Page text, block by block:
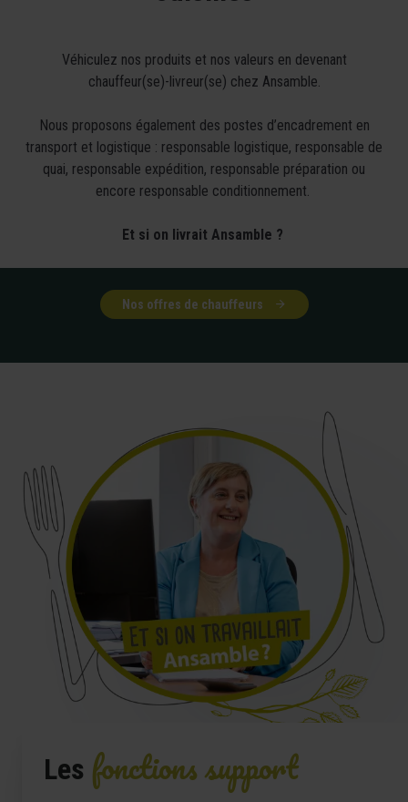
Véhiculez nos produits et nos valeurs en devenant
chauffeur(se)-livreur(se) chez Ansamble.
Nous proposons également des postes d’encadrement en
transport et logistique : responsable logistique, responsable de
quai, responsable expédition, responsable préparation ou
encore responsable conditionnement.
Et si on livrait Ansamble ?
Nos offres de chauffeurs
Les fonctions support